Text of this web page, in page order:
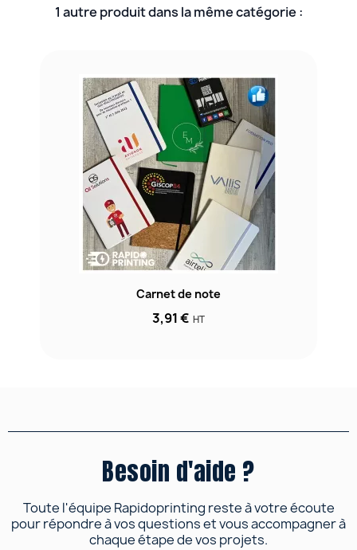
1 autre produit dans la même catégorie :
Carnet de note
3,91 € HT
Besoin d'aide ?
Toute l'équipe Rapidoprinting reste à votre écoute
pour répondre à vos questions et vous accompagner à
chaque étape de vos projets.